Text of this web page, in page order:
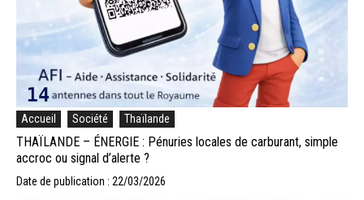
Accueil Société Thaïlande
THAÏLANDE – ÉNERGIE : Pénuries locales de carburant, simple
accroc ou signal d’alerte ?
Date de publication : 22/03/2026